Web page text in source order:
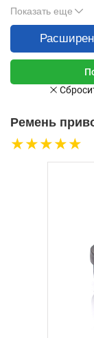
Показать еще
Ремень